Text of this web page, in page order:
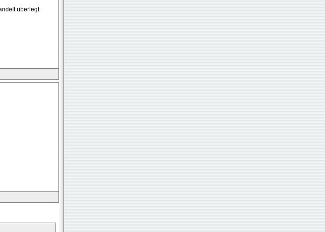
überlegt.